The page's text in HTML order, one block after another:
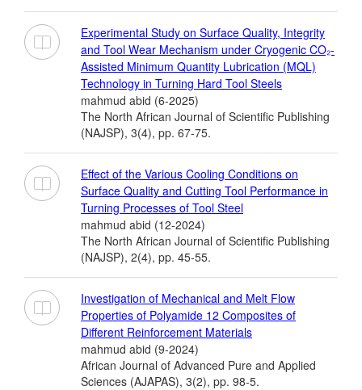
Experimental Study on Surface Quality, Integrity
and Tool Wear Mechanism under Cryogenic CO₂-
Assisted Minimum Quantity Lubrication (MQL)
Technology in Turning Hard Tool Steels
mahmud abid (6-2025)
The North African Journal of Scientific Publishing
(NAJSP), 3(4), pp. 67-75.
Effect of the Various Cooling Conditions on
Surface Quality and Cutting Tool Performance in
Turning Processes of Tool Steel
mahmud abid (12-2024)
The North African Journal of Scientific Publishing
(NAJSP), 2(4), pp. 45-55.
Investigation of Mechanical and Melt Flow
Properties of Polyamide 12 Composites of
Different Reinforcement Materials
mahmud abid (9-2024)
African Journal of Advanced Pure and Applied
Sciences (AJAPAS), 3(2), pp. 98-5.